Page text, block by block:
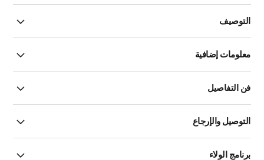
التوصيف
معلومات إضافية
فن التفاصيل
التوصيل والإرجاع
برنامج الولاء